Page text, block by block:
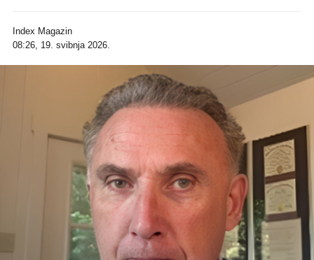
Index Magazin
08:26, 19. svibnja 2026.